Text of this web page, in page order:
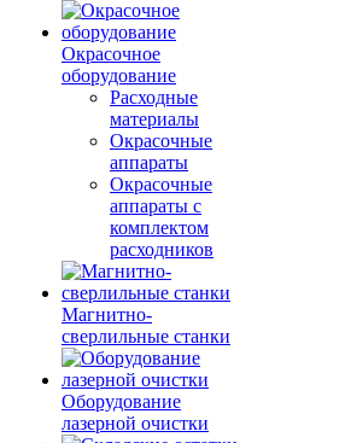
Окрасочное
оборудование
Расходные
материалы
Окрасочные
аппараты
Окрасочные
аппараты с
комплектом
расходников
Магнитно-
сверлильные станки
Оборудование
лазерной очистки